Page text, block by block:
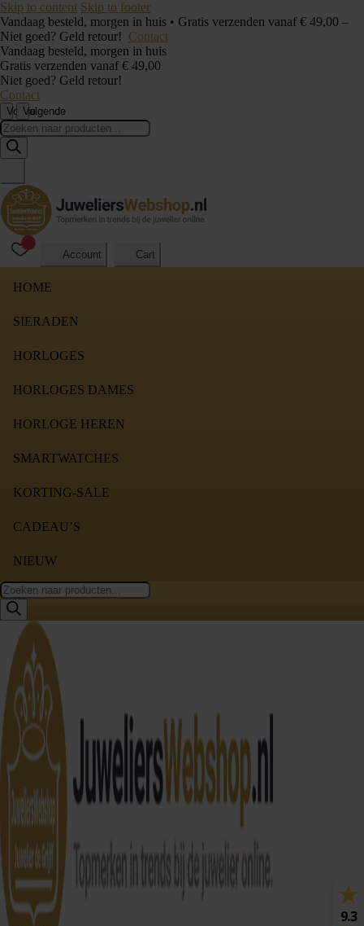
Skip to content Skip to footer
Vandaag besteld, morgen in huis • Gratis verzenden vanaf € 49,00 –
Niet goed? Geld retour! Contact
Vandaag besteld, morgen in huis
Gratis verzenden vanaf € 49,00
Niet goed? Geld retour!
Contact
VorigeVolgende
Producten
zoeken
Account Cart
HOME
SIERADEN
HORLOGES
HORLOGES DAMES
HORLOGE HEREN
SMARTWATCHES
KORTING-SALE
CADEAU’S
NIEUW
Producten
zoeken
9.3